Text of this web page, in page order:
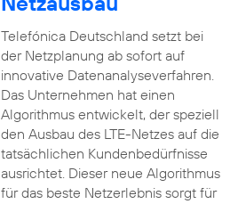
Telefónica Deutschland setzt bei
der Netzplanung ab sofort auf
innovative Datenanalyseverfahren.
Das Unternehmen hat einen
Algorithmus entwickelt, der speziell
den Ausbau des LTE-Netzes auf die
tatsächlichen Kundenbedürfnisse
ausrichtet. Dieser neue Algorithmus
für das beste Netzerlebnis sorgt für